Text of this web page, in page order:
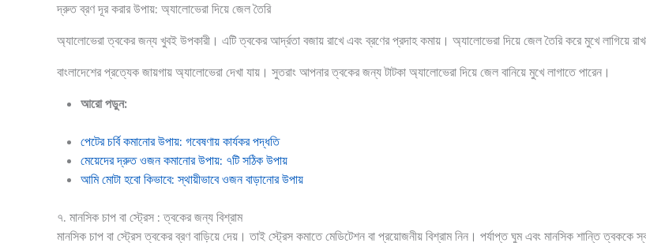
দ্রুত ব্রণ দূর করার উপায়: অ্যালোভেরা দিয়ে জেল তৈরি
অ্যালোভেরা ত্বকের জন্য খুবই উপকারী। এটি ত্বকের আর্দ্রতা বজায় রাখে এবং ব্রণের প্রদাহ কমায়। অ্যালোভেরা দিয়ে জেল তৈরি করে মুখে লাগিয়ে
বাংলাদেশের প্রত্যেক জায়গায় অ্যালোভেরা দেখা যায়। সুতরাং আপনার ত্বকের জন্য টাটকা অ্যালোভেরা দিয়ে জেল বানিয়ে মুখে লাগাতে পারেন।
আরো পড়ুন:
পেটের চর্বি কমানোর উপায়: গবেষণায় কার্যকর পদ্ধতি
মেয়েদের দ্রুত ওজন কমানোর উপায়: ৭টি সঠিক উপায়
আমি মোটা হবো কিভাবে: স্থায়ীভাবে ওজন বাড়ানোর উপায়
৭. মানসিক চাপ বা স্ট্রেস : ত্বকের জন্য বিশ্রাম
মানসিক চাপ বা স্ট্রেস ত্বকের ব্রণ বাড়িয়ে দেয়। তাই স্ট্রেস কমাতে মেডিটেশন বা প্রয়োজনীয় বিশ্রাম নিন। পর্যাপ্ত ঘুম এবং মানসিক শান্তি